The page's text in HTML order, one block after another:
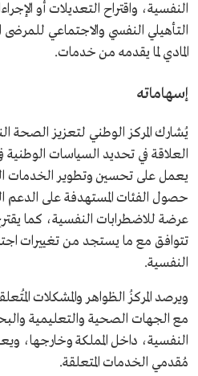
النفسية، واقتراح التعديلات أو
التأهيلي النفسي والاجتماعي للمرضى
المادي لما يقدمه من خدمات.
إسهاماته
يُشارك المركز الوطني لتعزيز الصحة
العلاقة في تحديد السياسات
يعمل على تحسين وتطوير الخدمات
حصول الفئات المستهدفة على الدعم
عرضة للاضطرابات النفسية، كما
تتوافق مع ما يستجد من تغييرات
النفسية.
ويرصد المركزُ الظواهر والمشكلات
مع الجهات الصحية والتعليمية
النفسية، داخل المملكة وخارجها،
مُقدمي الخدمات المتعلقة.